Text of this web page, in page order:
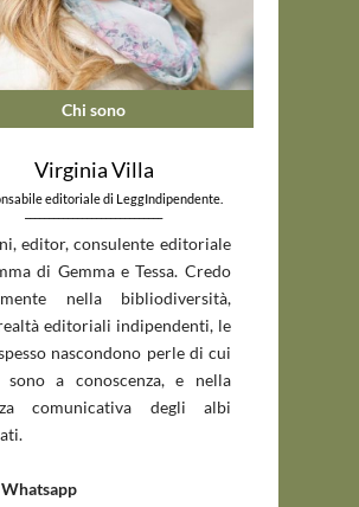
Chi sono
Virginia Villa
editoriale di LeggIndipendente.
_____________________________
editor, consulente editoriale
di Gemma e Tessa. Credo
nella bibliodiversità,
editoriali indipendenti, le
nascondono perle di cui
sono a conoscenza, e nella
comunicativa degli albi
Whatsapp